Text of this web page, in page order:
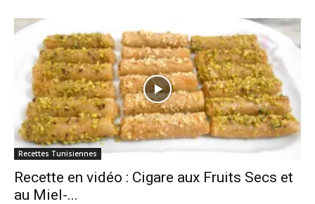
Recettes Tunisiennes
Recette en vidéo : Cigare aux Fruits Secs et
au Miel-...